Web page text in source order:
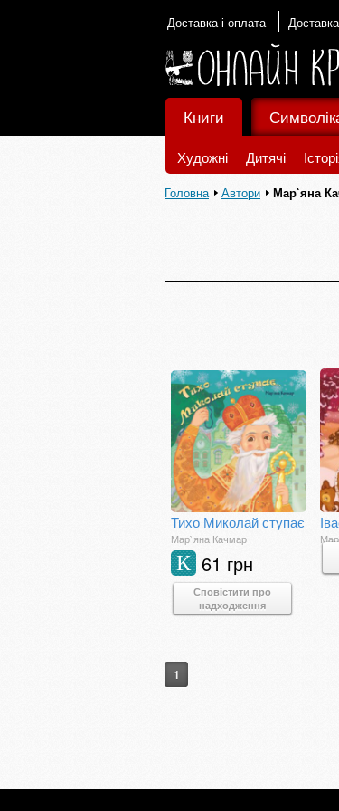
Доставка і оплата
Книги
Художні Дитячі
Головна Автори Мар`яна
Тихо Миколай ступає
Мар`яна Качмар
61 грн
К
Сповістити про
надходження
1